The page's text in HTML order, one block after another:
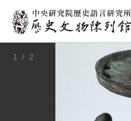
:::
1 / 2